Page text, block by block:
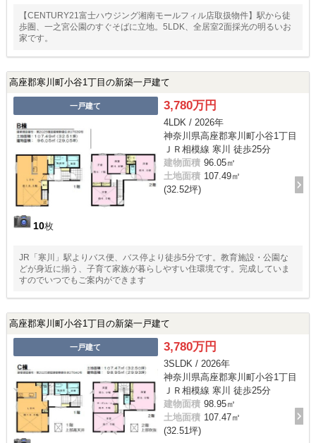
【CENTURY21富士ハウジング湘南モールフィル店取扱物件】駅から徒
歩圏、一之宮公園のすぐそばに立地。5LDK、全居室2面採光の明るいお
家です。
高座郡寒川町小谷1丁目の新築一戸建て
一戸建て
10枚
3,780万円
4LDK / 2026年
神奈川県高座郡寒川町小谷1丁目
ＪＲ相模線 寒川 徒歩25分
建物面積 96.05㎡
土地面積 107.49㎡
(32.52坪)
JR「寒川」駅よりバス便、バス停より徒歩5分です。教育施設・公園な
どが身近に揃う、子育て家族が暮らしやすい住環境です。完成していま
すのでいつでもご案内ができます
高座郡寒川町小谷1丁目の新築一戸建て
一戸建て 3,780万円
3SLDK / 2026年
神奈川県高座郡寒川町小谷1丁目
ＪＲ相模線 寒川 徒歩25分
建物面積 98.95㎡
土地面積 107.47㎡
(32.51坪)